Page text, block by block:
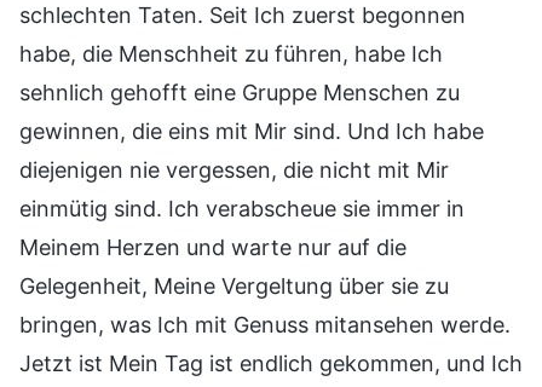
schlechten Taten. Seit Ich zuerst begonnen
habe, die Menschheit zu führen, habe Ich
sehnlich gehofft eine Gruppe Menschen zu
gewinnen, die eins mit Mir sind. Und Ich habe
diejenigen nie vergessen, die nicht mit Mir
einmütig sind. Ich verabscheue sie immer in
Meinem Herzen und warte nur auf die
Gelegenheit, Meine Vergeltung über sie zu
bringen, was Ich mit Genuss mitansehen werde.
Jetzt ist Mein Tag ist endlich gekommen, und Ich